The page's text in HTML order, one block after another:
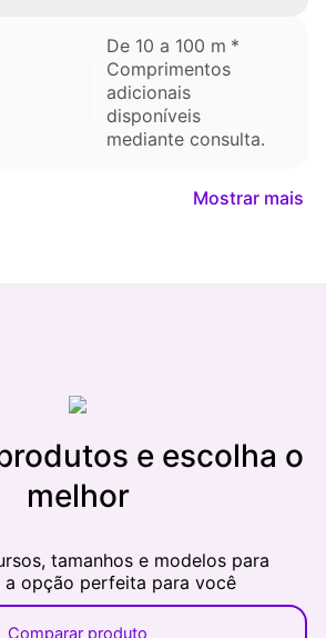
De 10 a 100 m *
Comprimentos
adicionais
disponíveis
mediante consulta.
Mostrar mais
e escolha o
melhor
tamanhos e modelos para
a opção perfeita para você
Comparar produto